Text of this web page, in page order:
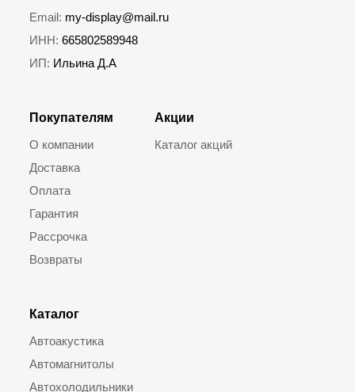
Покупателям
О компании
Доставка
Оплата
Гарантия
Рассрочка
Возвраты
Каталог
Автоакустика
Автомагнитолы
Автохолодильники
Акции
Каталог акций
Email: my-display@mail.ru
ИНН: 665802589948
ИП: Ильина Д.А